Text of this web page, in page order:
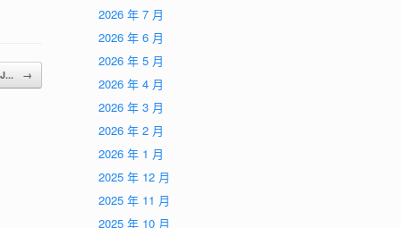
→
2026 年 7 月
2026 年 6 月
2026 年 5 月
2026 年 4 月
2026 年 3 月
2026 年 2 月
2026 年 1 月
2025 年 12 月
2025 年 11 月
2025 年 10 月